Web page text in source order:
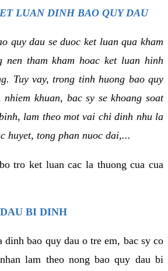
LUAN DINH BAO QUY DAU
quy dau se duoc ket luan qua kham
nen tham kham hoac ket luan hinh
Tuy vay, trong tinh huong bao quy
khuan, bac sy se khoang soat
lam theo mot vai chi dinh nhu la
huyet, tong phan nuoc dai,...
tro ket luan cac la thuong cua cua
BI DINH
bao quy dau o tre em, bac sy co
lam theo nong bao quy dau bi